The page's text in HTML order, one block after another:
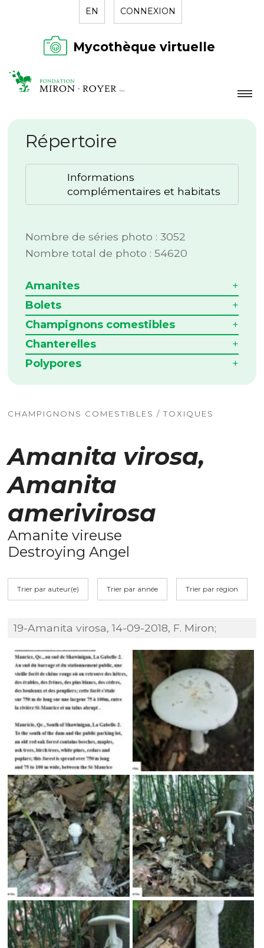
EN CONNEXION
Mycothèque virtuelle
LA FONDATION
NOUVELLES
RÉPERTOIRE
Répertoire
Informations
complémentaires et habitats
Nombre de séries photo : 3052
Nombre total de photo : 54620
Amanites
Bolets
Champignons comestibles
Chanterelles
Polypores
CHAMPIGNONS COMESTIBLES / TOXIQUES
Amanita virosa,
Amanita
amerivirosa
Amanite vireuse
Destroying Angel
Trier par auteur(e) Trier par année Trier par région
19-Amanita virosa, 14-09-2018, F. Miron;